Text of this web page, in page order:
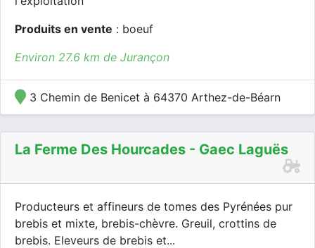
Produits en vente : boeuf
Environ 27.6 km de Jurançon
3 Chemin de Benicet à 64370 Arthez-de-Béarn
La Ferme Des Hourcades - Gaec Laguës
Producteurs et affineurs de tomes des Pyrénées pur
brebis et mixte, brebis-chèvre. Greuil, crottins de
brebis. Eleveurs de brebis et...